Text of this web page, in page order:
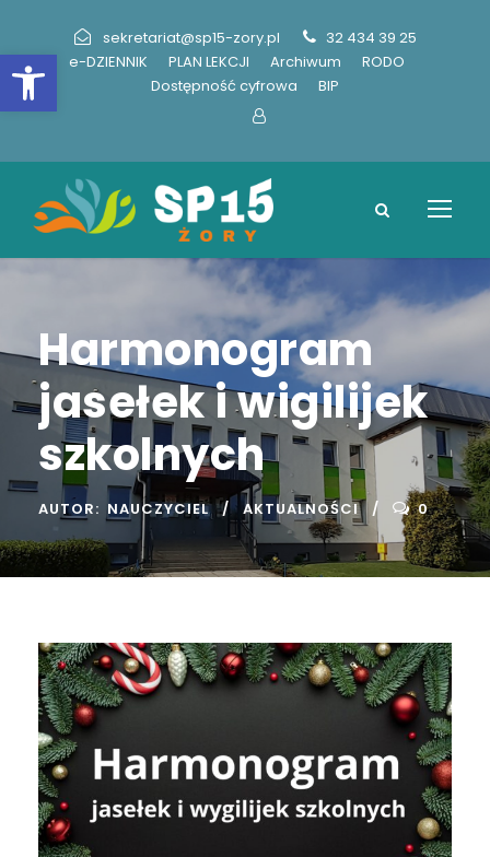
Otwórz pasek narzędzi
sekretariat@sp15-zory.pl
32 434 39 25
e-DZIENNIK
PLAN LEKCJI Archiwum
RODO
Dostępność cyfrowa
BIP
Harmonogram
jasełek i wigilijek
szkolnych
AUTOR: NAUCZYCIEL AKTUALNOŚCI 0